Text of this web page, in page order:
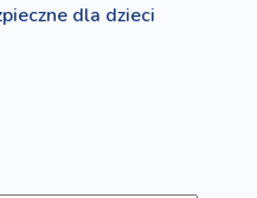
dla dzieci